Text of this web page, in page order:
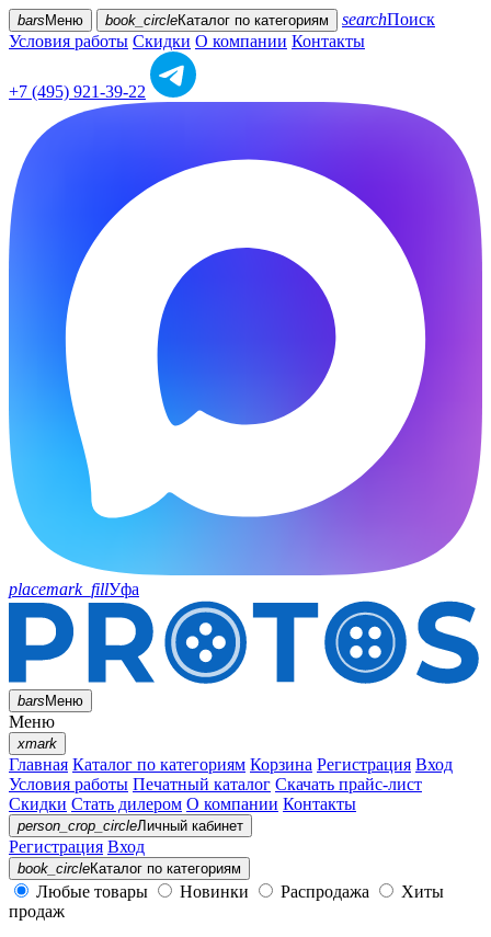
bars Меню book_circleКаталог по категориям searchПоиск
Условия работы Скидки О компании Контакты
+7 (495) 921-39-22
placemark_fillУфа
barsМеню
Меню
xmark
Главная Каталог по категориям Корзина Регистрация Вход
Условия работы Печатный каталог Скачать прайс-лист
Скидки Стать дилером О компании Контакты
person_crop_circleЛичный кабинет
Регистрация Вход
book_circleКаталог по категориям
Любые товары Новинки Распродажа
Хиты
продаж